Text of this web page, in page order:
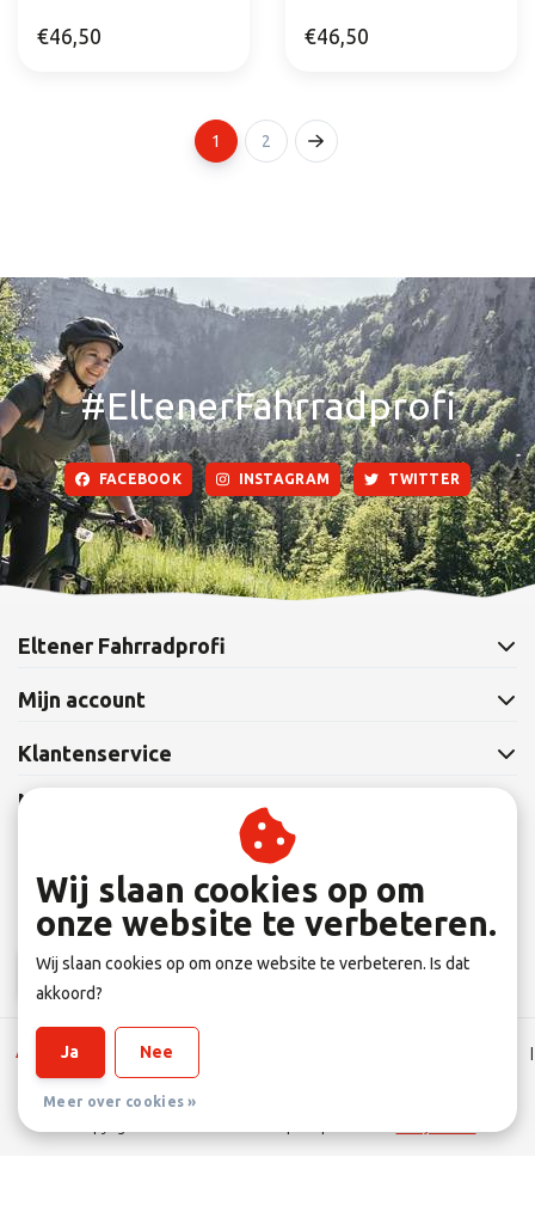
€46,50 €46,50
1 2
#EltenerFahrradprofi
FACEBOOK INSTAGRAM TWITTER
Eltener Fahrradprofi
Mijn account
Klantenservice
Nieuwsbrief
Abonneer je op onze nieuwsbrief om op de hoogte te blijven.
Abonneer
Algemene Leverings voorwaarden
|
Sitemap
Wij slaan cookies op om
onze website te verbeteren.
Wij slaan cookies op om onze website te verbeteren. Is dat
akkoord?
Ja Nee
Meer over cookies »